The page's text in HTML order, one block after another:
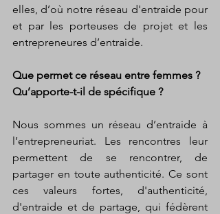
elles, d’où notre réseau d'entraide pour
et par les porteuses de projet et les
entrepreneures d’entraide.
Que permet ce réseau entre femmes ?
Qu’apporte-t-il de spécifique ?
Nous sommes un réseau d’entraide à
l’entrepreneuriat. Les rencontres leur
permettent de se rencontrer, de
partager en toute authenticité. Ce sont
ces valeurs fortes, d'authenticité,
d'entraide et de partage, qui fédèrent